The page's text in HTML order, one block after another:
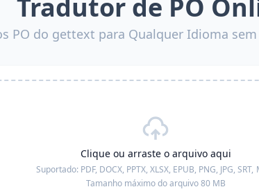
Tradutor de PO
PO do gettext para Qualquer Idioma
Clique ou arraste o arquivo aqui
Suportado: PDF, DOCX, PPTX, XLSX, EPUB, PNG, JPG, SRT,
Tamanho máximo do arquivo 80 MB